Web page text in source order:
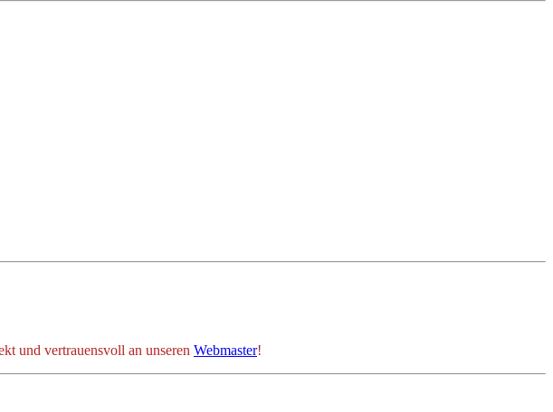
und vertrauensvoll an unseren Webmaster!